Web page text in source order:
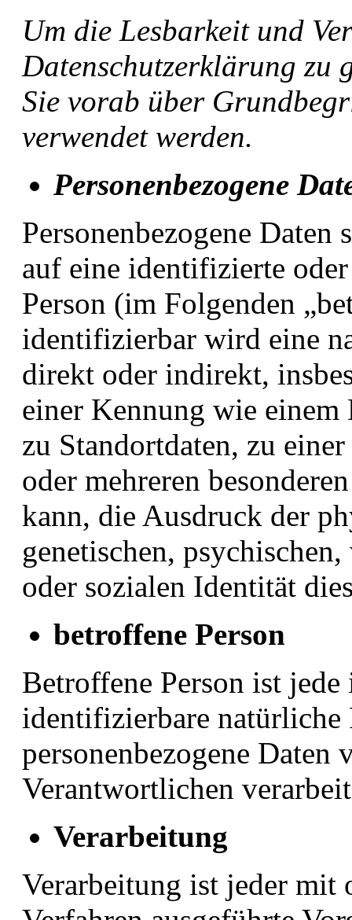
Um die Lesbarkeit und
Datenschutzerklärung zu
Sie vorab über
verwendet werden.
Personenbezogene
Personenbezogene
auf eine identifizierte
Person (im Folgenden
identifizierbar wird eine
direkt oder indirekt,
einer Kennung wie einem
zu Standortdaten, zu
oder mehreren
kann, die Ausdruck der
genetischen,
oder sozialen Identität
betroffene Person
Betroffene Person ist
identifizierbare natürliche
personenbezogene
Verantwortlichen
Verarbeitung
Verarbeitung ist jeder mit